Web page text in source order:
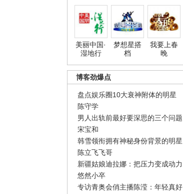
美丽中国·
湿地行
梦想星搭
档
我要上春
晚
博客劲爆点
盘点娱乐圈10大衰神附体的明星
陈守学
男人出轨前最好要深思的三个问题
宋宝和
韩雪领衔拥有神秘身份背景的明星
陈立飞飞哥
新疆姑娘迪拉娜：把压力变成动力
悠然小卒
专访青奥会俏主播陈滢：年轻真好